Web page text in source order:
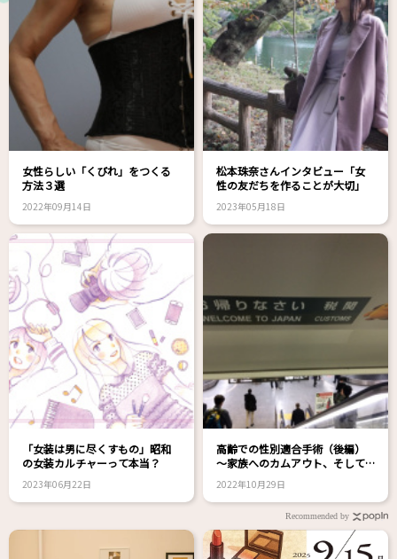
女性らしい「くびれ」をつくる
方法３選
2022年09月14日
松本珠奈さんインタビュー「女
性の友だちを作ることが大切」
2023年05月18日
「女装は男に尽くすもの」昭和
の女装カルチャーって本当？
2023年06月22日
高齢での性別適合手術（後編）
～家族へのカムアウト、そして…
2022年10月29日
Recommended by